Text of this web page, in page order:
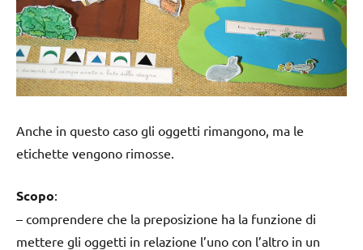
Anche in questo caso gli oggetti rimangono, ma le
etichette vengono rimosse.
Scopo:
– comprendere che la preposizione ha la funzione di
mettere gli oggetti in relazione l’uno con l’altro in un